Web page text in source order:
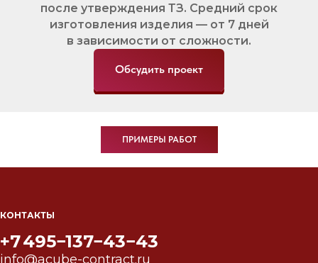
после утверждения ТЗ. Средний срок
изготовления изделия — от 7 дней
в зависимости от сложности.
Обсудить проект
ПРИМЕРЫ РАБОТ
КОНТАКТЫ
+7 495−137−43−43
info@acube-contract.ru